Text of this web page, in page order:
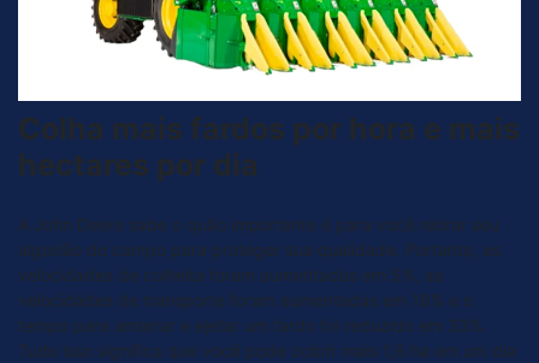
Colha mais fardos por hora e mais
hectares por dia
A John Deere sabe o quão importante é para você retirar seu
algodão do campo para proteger sua qualidade. Portanto, as
velocidades de colheita foram aumentadas em 5%, as
velocidades de transporte foram aumentadas em 18% e o
tempo para amarrar e ejetar um fardo foi reduzido em 33%.
Tudo isso significa que você pode cobrir mais 1,6 ha em um dia